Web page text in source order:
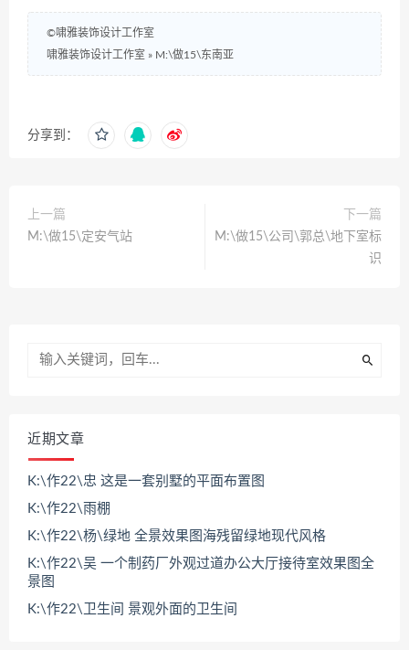
©啸雅装饰设计工作室
啸雅装饰设计工作室 » M:\做15\东南亚
分享到：
上一篇
M:\做15\定安气站
下一篇
M:\做15\公司\郭总\地下室标
识
近期文章
K:\作22\忠 这是一套别墅的平面布置图
K:\作22\雨棚
K:\作22\杨\绿地 全景效果图海残留绿地现代风格
K:\作22\吴 一个制药厂外观过道办公大厅接待室效果图全
景图
K:\作22\卫生间 景观外面的卫生间